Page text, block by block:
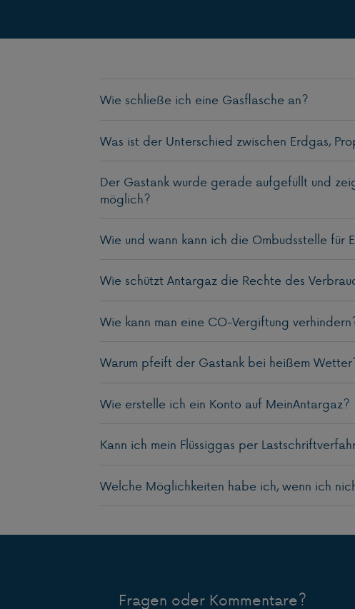
Wie schließe ich eine Gasflasche an?
Was ist der Unterschied zwischen Erdgas,
Der Gastank wurde gerade aufgefüllt und
möglich?
Wie und wann kann ich die Ombudsstelle für
Wie schützt Antargaz die Rechte des
Wie kann man eine CO-Vergiftung
Warum pfeift der Gastank bei heißem
Wie erstelle ich ein Konto auf MeinAntargaz?
Kann ich mein Flüssiggas per
Welche Möglichkeiten habe ich, wenn ich
Fragen oder Kommentare?